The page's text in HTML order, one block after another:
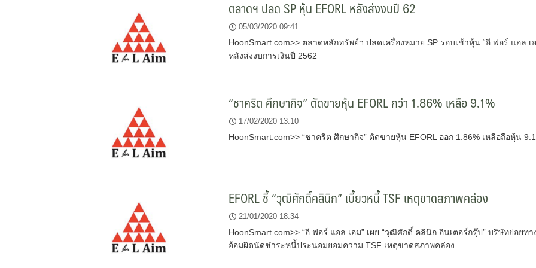
ตลาดฯ ปลด SP หุ้น EFORL หลังส่งงบปี 62
05/03/2020 09:41
HoonSmart.com>> ตลาดหลักทรัพย์ฯ ปลดเครื่องหมาย SP รอบเช้าหุ้น “อี ฟอร์ แอล เ
หลังส่งงบการเงินปี 2562
“ชาคริต ศึกษากิจ” ตัดขายหุ้น EFORL กว่า 1.86% เหลือ 9.1%
17/02/2020 13:10
HoonSmart.com>> “ชาคริต ศึกษากิจ” ตัดขายหุ้น EFORL ออก 1.86% เหลือถือหุ้น
EFORL ชี้ “วุฒิศักดิ์คลินิก” เบี้ยวหนี้ TSF เหตุขาดสภาพคล่อง
21/01/2020 18:34
HoonSmart.com>> “อี ฟอร์ แอล เอม” เผย “วุฒิศักดิ์ คลินิก อินเตอร์กรุ๊ป” บริษัทย่อยทา
อ้อมผิดนัดชำระหนี้ประนอมยอมความ TSF เหตุขาดสภาพคล่อง